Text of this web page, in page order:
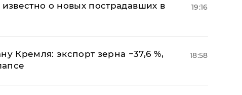
о новых пострадавших в
19:16
Кремля: экспорт зерна −37,6 %,
18:58